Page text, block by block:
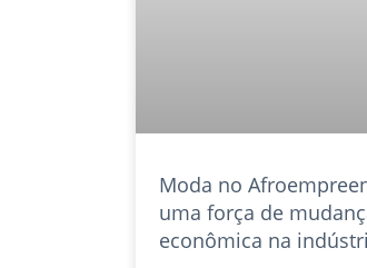
Moda no
uma força de
econômica na